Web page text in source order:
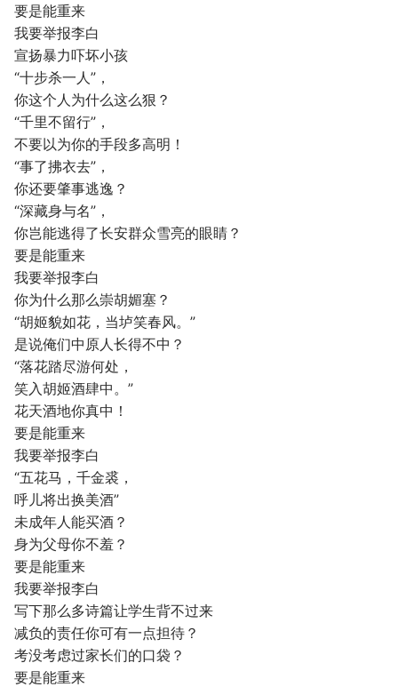
要是能重来
我要举报李白
宣扬暴力吓坏小孩
“十步杀一人”，
你这个人为什么这么狠？
“千里不留行”，
不要以为你的手段多高明！
“事了拂衣去”，
你还要肇事逃逸？
“深藏身与名”，
你岂能逃得了长安群众雪亮的眼睛？
要是能重来
我要举报李白
你为什么那么崇胡媚塞？
“胡姬貌如花，当垆笑春风。”
是说俺们中原人长得不中？
“落花踏尽游何处，
笑入胡姬酒肆中。”
花天酒地你真中！
要是能重来
我要举报李白
“五花马，千金裘，
呼儿将出换美酒”
未成年人能买酒？
身为父母你不羞？
要是能重来
我要举报李白
写下那么多诗篇让学生背不过来
减负的责任你可有一点担待？
考没考虑过家长们的口袋？
要是能重来